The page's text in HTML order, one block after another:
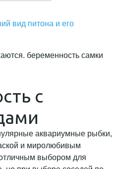
вид питона и его
с
аквариумные рыбки,
и миролюбивым
выбором для